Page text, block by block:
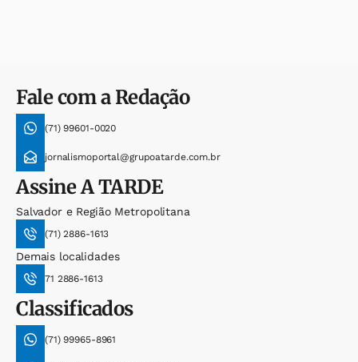
Fale com a Redação
(71) 99601-0020
jornalismoportal@grupoatarde.com.br
AssineA TARDE
Salvador e Região Metropolitana
(71) 2886-1613
Demais localidades
71 2886-1613
Classificados
(71) 99965-8961